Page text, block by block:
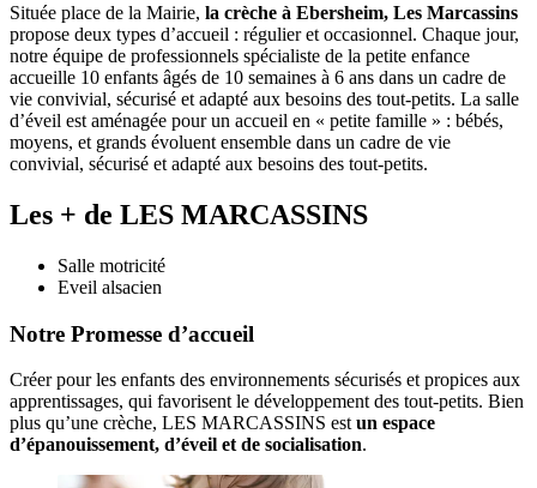
Située place de la Mairie, la crèche à Ebersheim, Les Marcassins
propose deux types d’accueil : régulier et occasionnel. Chaque jour,
notre équipe de professionnels spécialiste de la petite enfance
accueille 10 enfants âgés de 10 semaines à 6 ans dans un cadre de
vie convivial, sécurisé et adapté aux besoins des tout-petits. La salle
d’éveil est aménagée pour un accueil en « petite famille » : bébés,
moyens, et grands évoluent ensemble dans un cadre de vie
convivial, sécurisé et adapté aux besoins des tout-petits.
Les + de LES MARCASSINS
Salle motricité
Eveil alsacien
Notre Promesse d’accueil
Créer pour les enfants des environnements sécurisés et propices aux
apprentissages, qui favorisent le développement des tout-petits. Bien
plus qu’une crèche, LES MARCASSINS est un espace
d’épanouissement, d’éveil et de socialisation.